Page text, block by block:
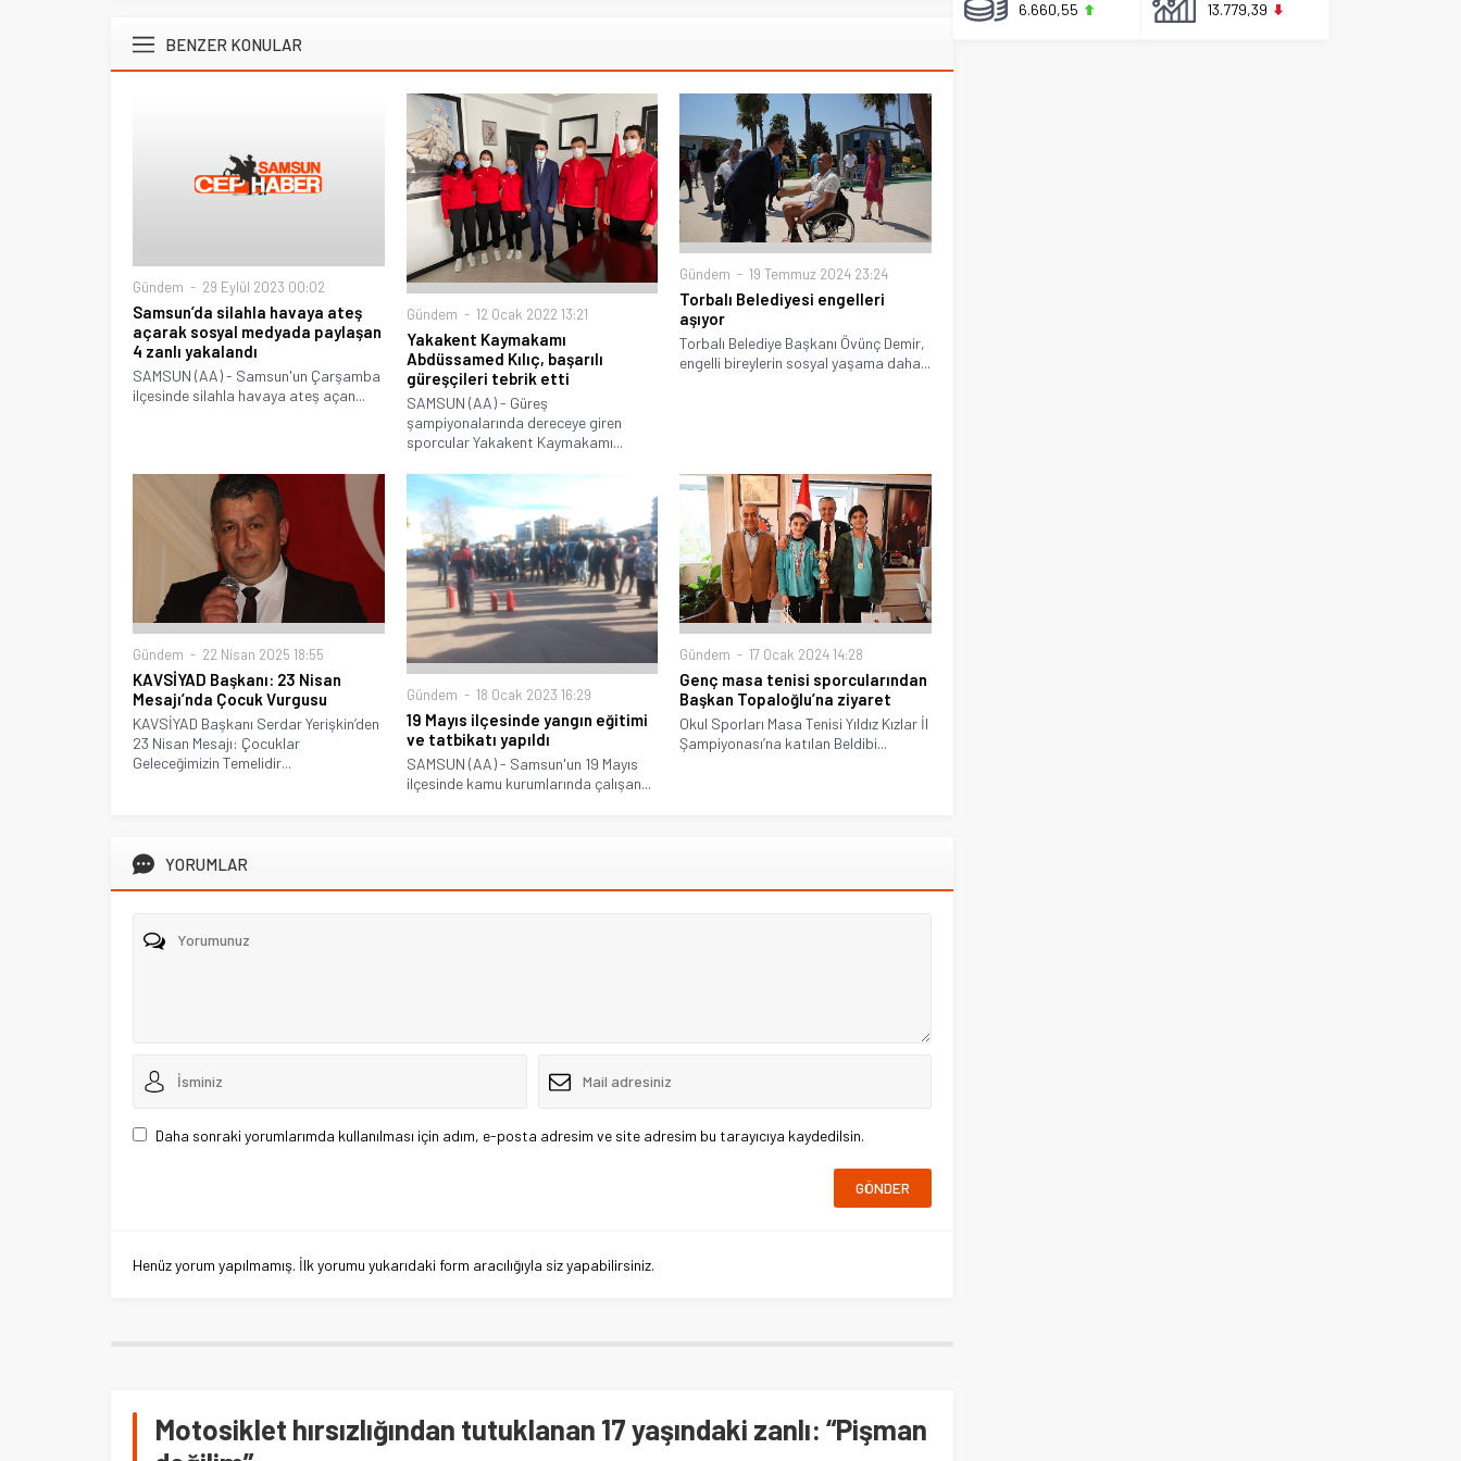
BENZER KONULAR
Gündem 29 Eylül 2023 00:02
Samsun’da silahla havaya ateş
açarak sosyal medyada paylaşan
4 zanlı yakalandı
SAMSUN (AA) - Samsun'un Çarşamba
ilçesinde silahla havaya ateş açan...
Gündem 12 Ocak 2022 13:21
Yakakent Kaymakamı
Abdüssamed Kılıç, başarılı
güreşçileri tebrik etti
SAMSUN (AA) - Güreş
şampiyonalarında dereceye giren
sporcular Yakakent Kaymakamı...
Gündem 19 Temmuz 2024 23:24
Torbalı Belediyesi engelleri
aşıyor
Torbalı Belediye Başkanı Övünç Demir,
engelli bireylerin sosyal yaşama daha...
Gündem 22 Nisan 2025 18:55
KAVSİYAD Başkanı: 23 Nisan
Mesajı’nda Çocuk Vurgusu
KAVSİYAD Başkanı Serdar Yerişkin’den
23 Nisan Mesajı: Çocuklar
Geleceğimizin Temelidir...
Gündem 18 Ocak 2023 16:29
19 Mayıs ilçesinde yangın eğitimi
ve tatbikatı yapıldı
SAMSUN (AA) - Samsun'un 19 Mayıs
ilçesinde kamu kurumlarında çalışan...
Gündem 17 Ocak 2024 14:28
Genç masa tenisi sporcularından
Başkan Topaloğlu’na ziyaret
Okul Sporları Masa Tenisi Yıldız Kızlar İl
Şampiyonası’na katılan Beldibi...
YORUMLAR
Daha sonraki yorumlarımda kullanılması için adım, e-posta adresim ve site adresim bu tarayıcıya kaydedilsin.
Henüz yorum yapılmamış. İlk yorumu yukarıdaki form aracılığıyla siz yapabilirsiniz.
Motosiklet hırsızlığından tutuklanan 17 yaşındaki zanlı: “Pişman
6.660,55
13.779,39